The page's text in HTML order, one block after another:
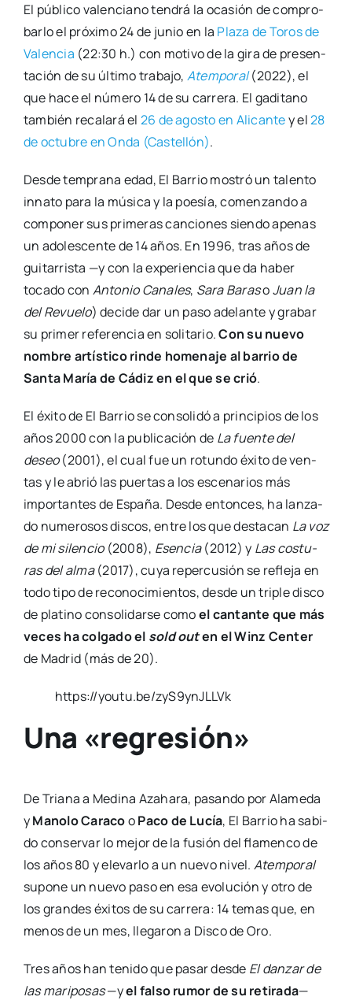
El públi­co valen­ciano ten­drá la oca­sión de com­pro­
bar­lo el pró­xi­mo 24 de junio en la Pla­za de Toros de
Valen­cia (22:30 h.) con moti­vo de la gira de pre­sen­
ta­ción de su últi­mo tra­ba­jo, Atem­po­ral(2022), el
que hace el núme­ro 14 de su carre­ra. El gadi­tano
tam­bién reca­la­rá el 26 de agos­to en Ali­can­tey el28
de octu­bre en Onda (Cas­te­llón).
Des­de tem­pra­na edad, El Barrio mos­tró un talen­to
inna­to para la músi­ca y la poe­sía, comen­zan­do a
com­po­ner sus pri­me­ras can­cio­nes sien­do ape­nas
un ado­les­cen­te de 14 años. En 1996, tras años de
gui­ta­rris­ta —y con la expe­rien­cia que da haber
toca­do con Anto­nio Cana­les, Sara BarasoJuan la
del Revue­lo) deci­de dar un paso ade­lan­te y gra­bar
su pri­mer refe­ren­cia en soli­ta­rio.Con su nue­vo
nom­bre artís­ti­co rin­de home­na­je al barrio de
San­ta María de Cádiz en el que se crió.
El éxi­to de El Barrio se con­so­li­dó a prin­ci­pios de los
años 2000 con la publi­ca­ción de La fuen­te del
deseo(2001), el cual fue un rotun­do éxi­to de ven­
tas y le abrió las puer­tas a los esce­na­rios más
impor­tan­tes de Espa­ña. Des­de enton­ces, ha lan­za­
do nume­ro­sos dis­cos, entre los que des­ta­can La voz
de mi silen­cio(2008), Esen­cia(2012) y Las cos­tu­
ras del alma(2017), cuya reper­cu­sión se refle­ja en
todo tipo de reco­no­ci­mien­tos, des­de un tri­ple dis­co
de pla­tino con­so­li­dar­se comoel can­tan­te que más
veces ha col­ga­do el sold outen el Winz Cen­ter
de Madrid (más de 20).
https://youtu.be/zyS9ynJLLVk
Una «regresión»
De Tria­na a Medi­na Azaha­ra, pasan­do por Ala­me­da
yMano­lo Cara­cooPaco de Lucía, El Barrio ha sabi­
do con­ser­var lo mejor de la fusión del fla­men­co de
los años 80 y ele­var­lo a un nue­vo nivel. Atem­po­ral
supo­ne un nue­vo paso en esa evo­lu­ción y otro de
los gran­des éxi­tos de su carre­ra: 14 temas que, en
menos de un mes, lle­ga­ron a Dis­co de Oro.
Tres años han teni­do que pasar des­de El dan­zar de
las mari­po­sas—yel fal­so rumor de su reti­ra­da—